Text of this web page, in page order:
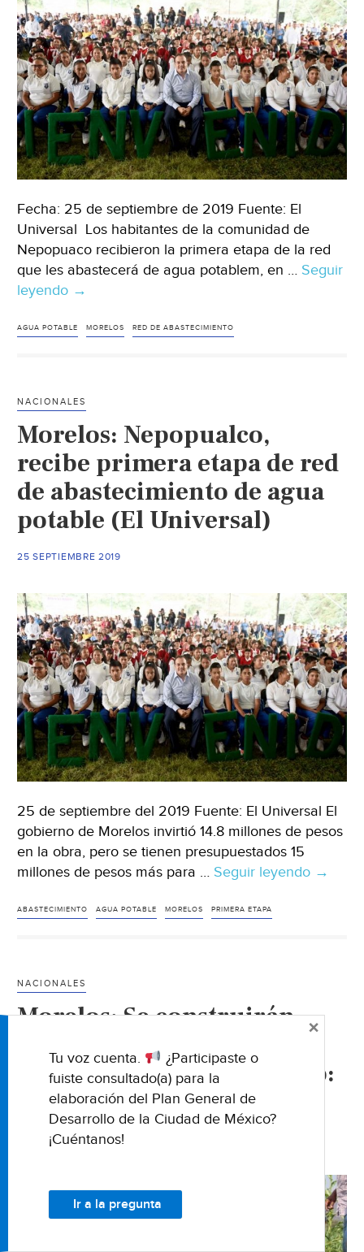
Fecha: 25 de septiembre de 2019 Fuente: El
Universal Los habitantes de la comunidad de
Nepopuaco recibieron la primera etapa de la red
que les abastecerá de agua potablem, en … Seguir
leyendo Morelos:
Morelos,
de
red
abastecimiento
de
agua
potable
(El
→
AGUA POTABLE MORELOS RED DE ABASTECIMIENTO
NACIONALES
Morelos: Nepopualco,
recibe primera etapa de red
de abastecimiento de agua
potable (El Universal)
25 SEPTIEMBRE 2019
25 de septiembre del 2019 Fuente: El Universal El
gobierno de Morelos invirtió 14.8 millones de pesos
en la obra, pero se tienen presupuestados 15
millones de pesos más para … Seguir leyendo
de
agua
→
ABASTECIMIENTO AGUA POTABLE MORELOS PRIMERA ETAPA
NACIONALES
Morelos: Se construirán
obras para aumentar el
acceso al agua en el campo:
Ceagua (Morelos.gob)
26 AGOSTO 2019
Tu voz cuenta.
¿Participaste o
fuiste consultado(a) para la
elaboración del Plan General de
Desarrollo de la Ciudad de México?
¡Cuéntanos!
Ir a la pregunta
×